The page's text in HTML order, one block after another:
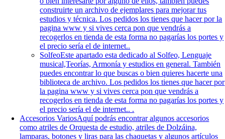
construirte un archivo de ejemplares para mejorar tus
estudios y técnica. Los pedidos los tienes que hacer por la
pagina www y si vives cerca pon que vendrás a
recogerlos en tienda de esta forma no pagarías los portes y
el precio sería el de internet..
SolfeoEste apartado esta dedicado al Solfeo, Lenguaje
musical,Teorías, Armonía y estudios en general. También
puedes encontrar lo que buscas o bien quieres hacerte una
biblioteca de archivo. Los pedidos los tienes que hacer por
la pagina www y si vives cerca pon que vendrás a
recogerlos en tienda de esta forma no pagarías los portes y
el precio sería el de internet.. .
Accesorios VariosAquí podrás encontrar algunos accesorios
como atriles de Orquesta de estudio, atriles de Dolzáina,
lamparas, botones y liras para las chaquetas y algunos artículos